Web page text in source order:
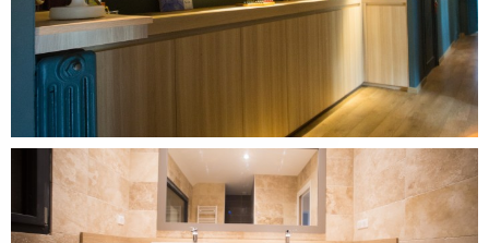
DÉCOUVRIR CE PROJET